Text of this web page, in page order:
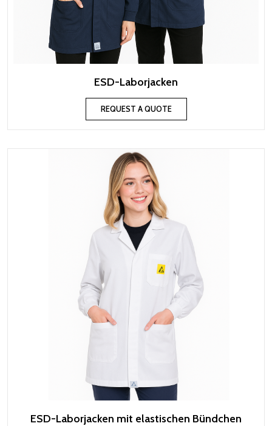
ESD-Laborjacken
REQUEST A QUOTE
ESD-Laborjacken mit elastischen Bündchen